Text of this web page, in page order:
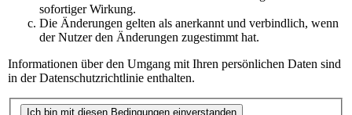
sofortiger Wirkung.
Die Änderungen gelten als anerkannt und verbindlich, wenn
der Nutzer den Änderungen zugestimmt hat.
Informationen über den Umgang mit Ihren persönlichen Daten sind
in der Datenschutzrichtlinie enthalten.